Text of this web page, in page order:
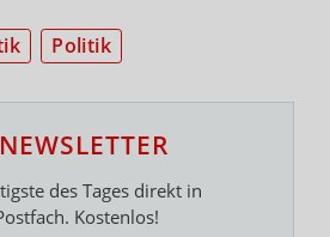
Politik
NEWSLETTER
des Tages direkt in
Kostenlos!